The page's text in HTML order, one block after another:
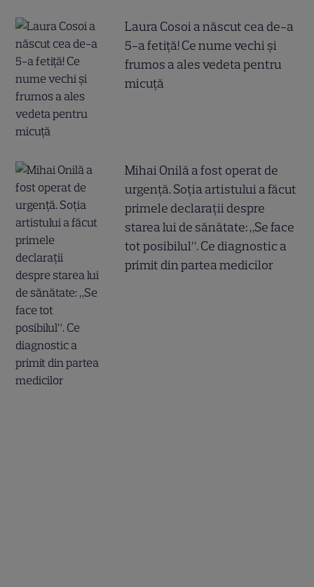
Laura Cosoi a născut cea de-a
5-a fetiță! Ce nume vechi și
frumos a ales vedeta pentru
micuță
Mihai Onilă a fost operat de
urgență. Soția artistului a făcut
primele declarații despre
starea lui de sănătate: „Se face
tot posibilul”. Ce diagnostic a
primit din partea medicilor